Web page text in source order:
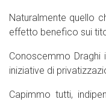
Naturalmente quello
effetto benefico sui
Conoscemmo Draghi
iniziative di
Capimmo tutti,